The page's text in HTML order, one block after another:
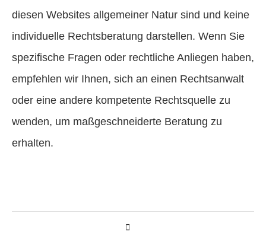
diesen Websites allgemeiner Natur sind und keine
individuelle Rechtsberatung darstellen. Wenn Sie
spezifische Fragen oder rechtliche Anliegen haben,
empfehlen wir Ihnen, sich an einen Rechtsanwalt
oder eine andere kompetente Rechtsquelle zu
wenden, um maßgeschneiderte Beratung zu
erhalten.